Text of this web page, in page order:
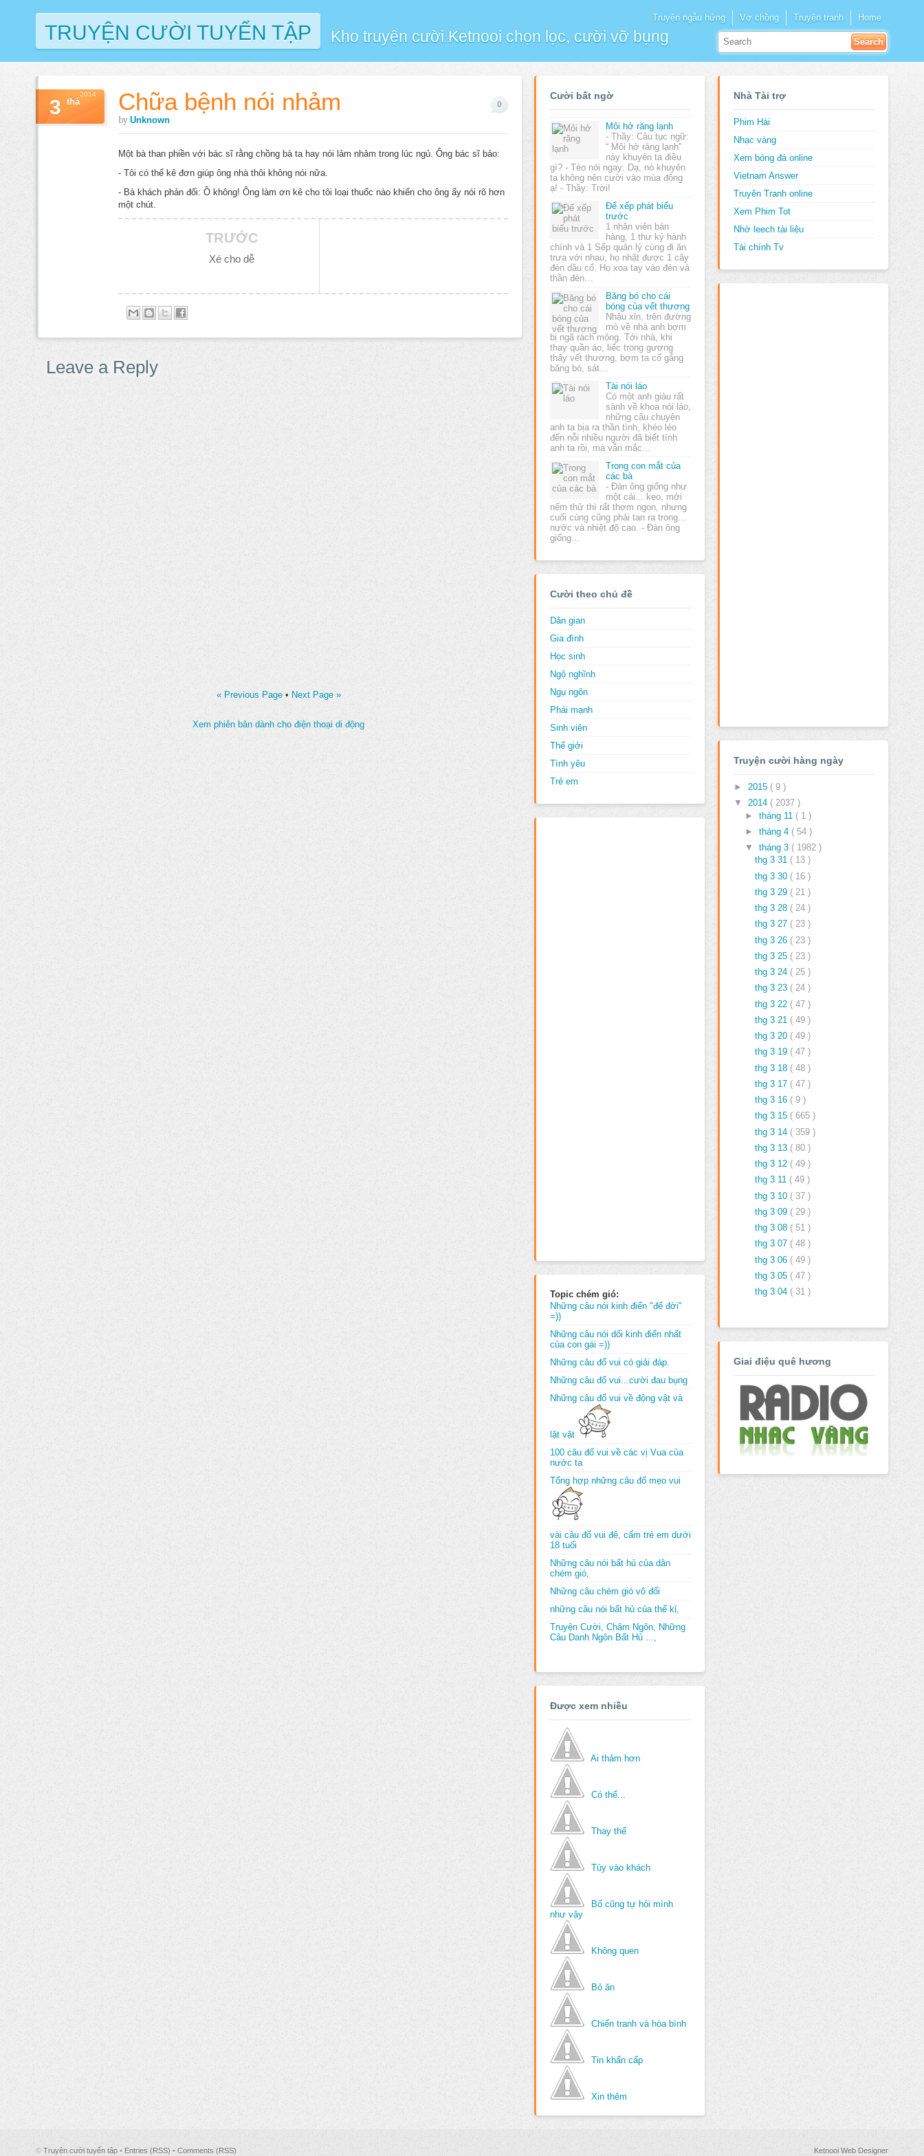
TRUYỆN CƯỜI TUYỂN TẬP Kho truyện cười Ketnooi chọn lọc, cười vỡ bụng
Truyện ngẫu hứng Vợ chồng Truyện tranh Home
Chữa bệnh nói nhảm
by Unknown
3 thá
2014
0
Một bà than phiền với bác sĩ rằng chồng bà ta hay nói lảm nhảm trong lúc ngủ. Ông bác sĩ bảo:
- Tôi có thể kê đơn giúp ông nhà thôi không nói nữa.
- Bà khách phản đối: Ồ không! Ông làm ơn kê cho tôi loại thuốc nào khiến cho ông ấy nói rõ hơn
một chút.
TRƯỚC
Xé cho dễ
Leave a Reply
« Previous Page• Next Page »
Xem phiên bản dành cho điện thoại di động
Cười bất ngờ
Môi hở răng lạnh
- Thầy: Câu tục ngữ:
“ Môi hở răng lạnh”
này khuyên ta điều
gì? - Tèo nói ngay: Dạ, nó khuyên
ta không nên cười vào mùa đông
ạ! - Thầy: Trời!
Để xếp phát biểu
trước
1 nhân viên bán
hàng, 1 thư ký hành
chính và 1 Sếp quản lý cùng đi ăn
trưa với nhau, họ nhặt được 1 cây
đèn dầu cổ. Họ xoa tay vào đèn và
thần đèn…
Băng bó cho cái
bóng của vết thương
Nhậu xỉn, trên đường
mò về nhà anh bợm
bị ngã rách mông. Tới nhà, khi
thay quần áo, liếc trong gương
thấy vết thương, bợm ta cố gắng
băng bó, sát…
Tài nói láo
Có một anh giàu rất
sành về khoa nói láo,
những câu chuyện
anh ta bịa ra thần tình, khéo léo
đến nỗi nhiều người đã biết tính
anh ta rồi, mà vẫn mắc…
Trong con mắt của
các bà
- Đàn ông giống như
một cái... kẹo, mới
nếm thử thì rất thơm ngon, nhưng
cuối cùng cũng phải tan ra trong...
nước và nhiệt độ cao. - Đàn ông
giống…
Cười theo chủ đề
Dân gian
Gia đình
Học sinh
Ngộ nghĩnh
Ngụ ngôn
Phái mạnh
Sinh viên
Thế giới
Tình yêu
Trẻ em
Topic chém gió:
Những câu nói kinh điển "để đời"
=))
Những câu nói dối kinh điển nhất
của con gái =))
Những câu đố vui có giải đáp.
Những câu đố vui...cười đau bụng
Những câu đố vui về động vật và
lặt vặt
100 câu đố vui về các vị Vua của
nước ta
Tổng hợp những câu đố mẹo vui
vài câu đố vui đê, cấm trẻ em dưới
18 tuổi
Những câu nói bất hủ của dân
chém gió,
Những câu chém gió vô đối
những câu nói bất hủ của thế kỉ,
Truyện Cười, Châm Ngôn, Những
Câu Danh Ngôn Bất Hủ ...,
Được xem nhiều
Ai thảm hơn
Có thể...
Thay thế
Tùy vào khách
Bố cũng tự hỏi mình
như vậy
Không quen
Bỏ ăn
Chiến tranh và hòa bình
Tin khẩn cấp
Xin thêm
Nhà Tài trợ
Phim Hài
Nhạc vàng
Xem bóng đá online
Vietnam Answer
Truyên Tranh online
Xem Phim Tot
Nhờ leech tài liệu
Tài chính Tv
Truyện cười hàng ngày
► 2015 ( 9 )
▼ 2014 ( 2037 )
► tháng 11 ( 1 )
► tháng 4 ( 54 )
▼ tháng 3 ( 1982 )
thg 3 31 ( 13 )
thg 3 30 ( 16 )
thg 3 29 ( 21 )
thg 3 28 ( 24 )
thg 3 27 ( 23 )
thg 3 26 ( 23 )
thg 3 25 ( 23 )
thg 3 24 ( 25 )
thg 3 23 ( 24 )
thg 3 22 ( 47 )
thg 3 21 ( 49 )
thg 3 20 ( 49 )
thg 3 19 ( 47 )
thg 3 18 ( 48 )
thg 3 17 ( 47 )
thg 3 16 ( 9 )
thg 3 15 ( 665 )
thg 3 14 ( 359 )
thg 3 13 ( 80 )
thg 3 12 ( 49 )
thg 3 11 ( 49 )
thg 3 10 ( 37 )
thg 3 09 ( 29 )
thg 3 08 ( 51 )
thg 3 07 ( 48 )
thg 3 06 ( 49 )
thg 3 05 ( 47 )
thg 3 04 ( 31 )
Giai điệu quê hương
© Truyện cười tuyển tập • Entries (RSS) • Comments (RSS) Ketnooi Web Designer